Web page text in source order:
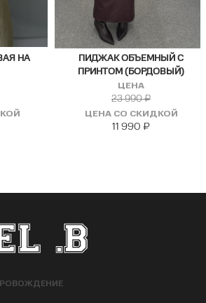
НА
ПИДЖАК ОБЪЕМНЫЙ С
ПРИНТОМ (БОРДОВЫЙ)
ЦЕНА
23 990₽
ЦЕНА СО СКИДКОЙ
11 990 ₽